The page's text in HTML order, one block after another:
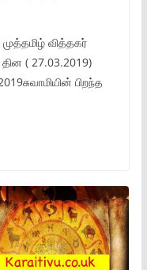
முத்தமிழ் வித்தகர்
தின ( 27.03.2019)
பிறந்த